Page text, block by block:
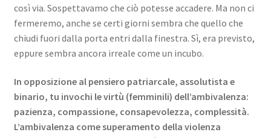
così via. Sospettavamo che ciò potesse accadere. Ma non ci
fermeremo, anche se certi giorni sembra che quello che
chiudi fuori dalla porta entri dalla finestra. Sì, era previsto,
eppure sembra ancora irreale come un incubo.
In opposizione al pensiero patriarcale, assolutista e
binario, tu invochi le virtù (femminili) dell’ambivalenza:
pazienza, compassione, consapevolezza, complessità.
L’ambivalenza come superamento della violenza